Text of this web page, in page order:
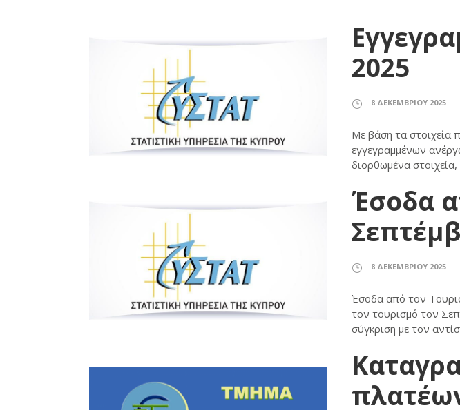
2025
8 ΔΕΚΕΜΒΡΊΟΥ 2025
Με βάση τα στοιχεία
εγγεγραμμένων
διορθωμένα
Έσοδα
8 ΔΕΚΕΜΒΡΊΟΥ 2025
Έσοδα από τον
τον τουρισμό τον
σύγκριση με τον